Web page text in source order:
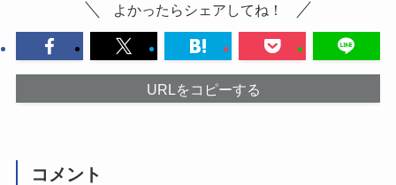
よかったらシェアしてね！
URLをコピーする
コメント